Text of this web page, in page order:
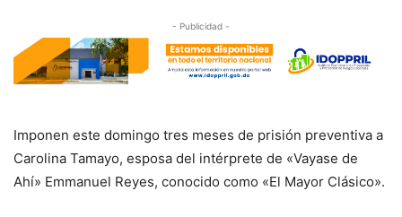
- Publicidad -
Imponen este domingo tres meses de prisión preventiva a
Carolina Tamayo, esposa del intérprete de «Vayase de
Ahí» Emmanuel Reyes, conocido como «El Mayor Clásico».